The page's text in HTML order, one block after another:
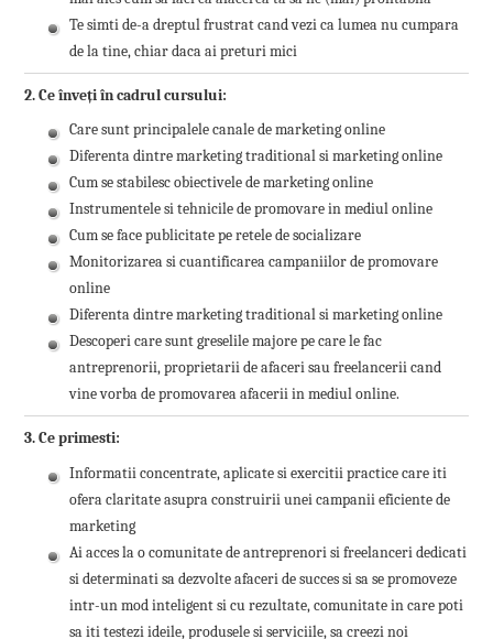
Te simti de-a dreptul frustrat cand vezi ca lumea nu cumpara
de la tine, chiar daca ai preturi mici
2. Ce înveți în cadrul cursului:
Care sunt principalele canale de marketing online
Diferenta dintre marketing traditional si marketing online
Cum se stabilesc obiectivele de marketing online
Instrumentele si tehnicile de promovare in mediul online
Cum se face publicitate pe retele de socializare
Monitorizarea si cuantificarea campaniilor de promovare
online
Diferenta dintre marketing traditional si marketing online
Descoperi care sunt greselile majore pe care le fac
antreprenorii, proprietarii de afaceri sau freelancerii cand
vine vorba de promovarea afacerii in mediul online.
3. Ce primesti:
Informatii concentrate, aplicate si exercitii practice care iti
ofera claritate asupra construirii unei campanii eficiente de
marketing
Ai acces la o comunitate de antreprenori si freelanceri dedicati
si determinati sa dezvolte afaceri de succes si sa se promoveze
intr-un mod inteligent si cu rezultate, comunitate in care poti
sa iti testezi ideile, produsele si serviciile, sa creezi noi